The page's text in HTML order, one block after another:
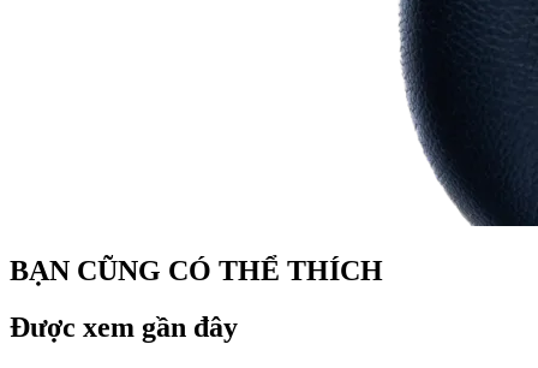
BẠN CŨNG CÓ THỂ THÍCH
Được xem gần đây